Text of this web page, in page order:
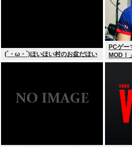
(´・ω・`)ほいほい村のお盆だほい
PCゲー
MOD！